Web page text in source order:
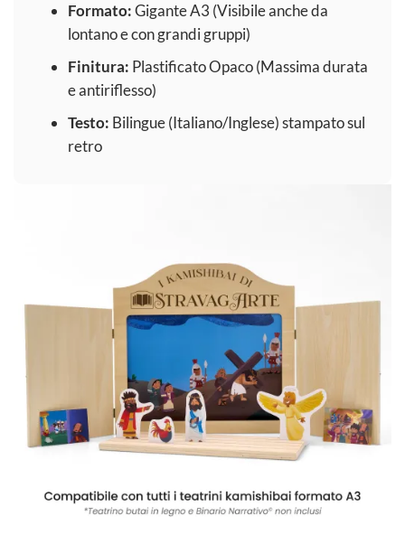
Formato:Gigante A3 (Visibile anche da
lontano e con grandi gruppi)
Finitura: Plastificato Opaco (Massima durata
e antiriflesso)
Testo: Bilingue (Italiano/Inglese) stampato sul
retro